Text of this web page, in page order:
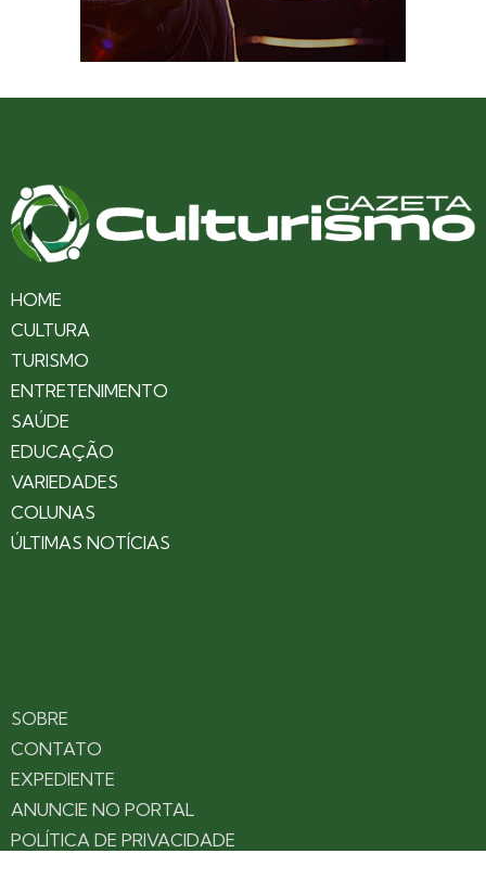
HOME
CULTURA
TURISMO
ENTRETENIMENTO
SAÚDE
EDUCAÇÃO
VARIEDADES
COLUNAS
ÚLTIMAS NOTÍCIAS
SOBRE
CONTATO
EXPEDIENTE
ANUNCIE NO PORTAL
POLÍTICA DE PRIVACIDADE